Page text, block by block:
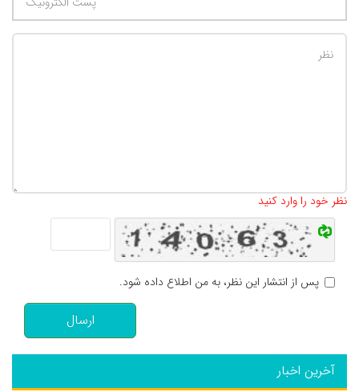
نظر خود را وارد کنید
پس از انتشار این نظر، به من اطلاع داده شود.
ارسال
آخرین اخبار